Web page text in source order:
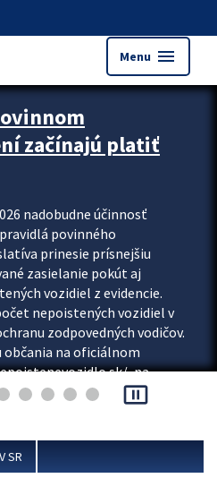
Menu menu
začínajú platiť
nadobudne účinnosť
povinného
prinesie prísnejšiu
zasielanie pokút aj
vozidiel z evidencie.
nepoistených vozidiel v
zodpovedných vodičov.
na oficiálnom
, na
aj možnosť overiť si...
pause_presentation
SR